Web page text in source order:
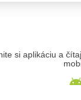
si aplikáciu a